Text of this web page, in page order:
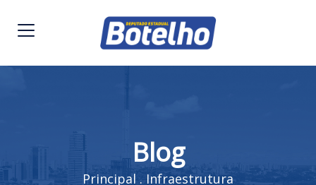
Blog
Principal .Infraestrutura